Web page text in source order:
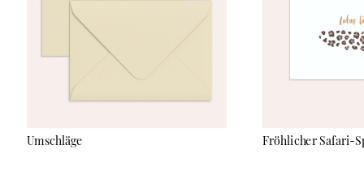
Umschläge Fröhlicher Safari-